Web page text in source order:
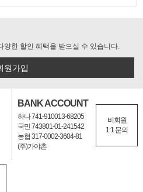
양한 할인 혜택을 받으실 수 있습니다.
원가입
BANK ACCOUNT
하나 741-910013-68205
국민 743801-01-241542
농협 317-0002-3604-81
(주)가야촌
비회원
1:1 문의